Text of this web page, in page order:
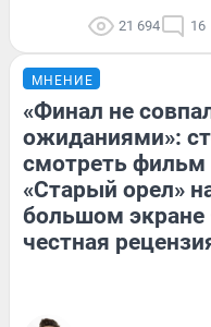
21 694 16
МНЕНИЕ
«Финал не
ожиданиями»:
смотреть фильм
«Старый орел»
большом
честная